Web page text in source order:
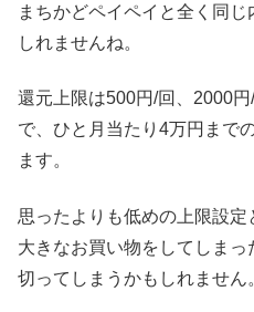
まちかどペイペイと全く同
しれませんね。
還元上限は500円/回、2000
で、ひと月当たり4万円まで
ます。
思ったよりも低めの上限設
大きなお買い物をしてしま
切ってしまうかもしれません